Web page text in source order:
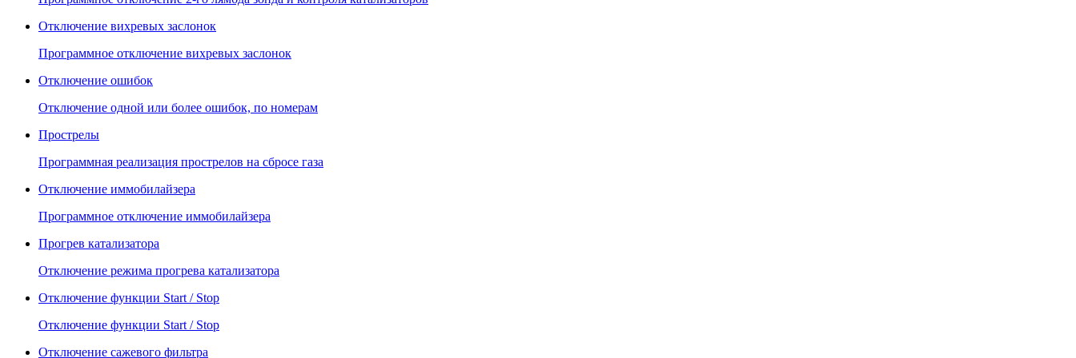
Отключение вихревых заслонок
Программное отключение вихревых заслонок
Отключение ошибок
Отключение одной или более ошибок, по номерам
Прострелы
Программная реализация прострелов на сбросе газа
Отключение иммобилайзера
Программное отключение иммобилайзера
Прогрев катализатора
Отключение режима прогрева катализатора
Отключение функции Start / Stop
Отключение функции Start / Stop
Отключение сажевого фильтра